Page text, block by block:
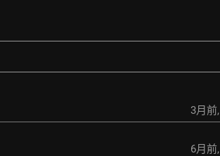
3月前,
6月前,